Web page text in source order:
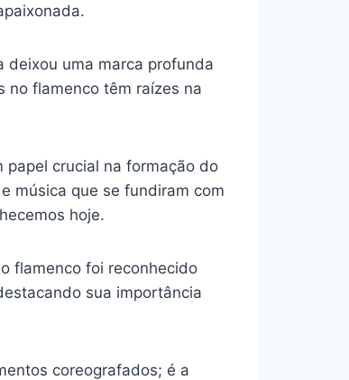
deixou uma marca profunda
no flamenco têm raízes na
papel crucial na formação do
música que se fundiram com
hoje.
flamenco foi reconhecido
sua importância
coreografados; é a